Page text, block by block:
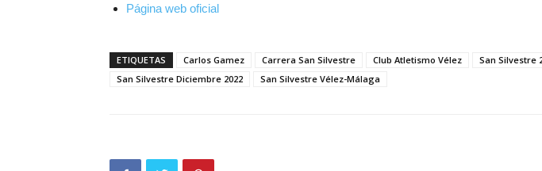
Página web oficial
ETIQUETAS Carlos Gamez Carrera San Silvestre Club Atletismo Vélez
San Silvestre
San Silvestre Diciembre 2022
San Silvestre Vélez-Málaga